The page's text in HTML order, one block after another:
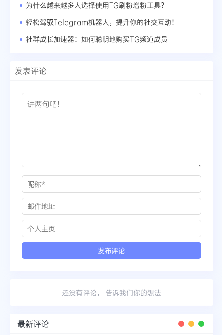
为什么越来越多人选择使用TG刷粉增粉工具？
轻松驾驭Telegram机器人，提升你的社交互动！
社群成长加速器：如何聪明地购买TG频道成员
发表评论
还没有评论， 告诉我们你的想法
最新评论